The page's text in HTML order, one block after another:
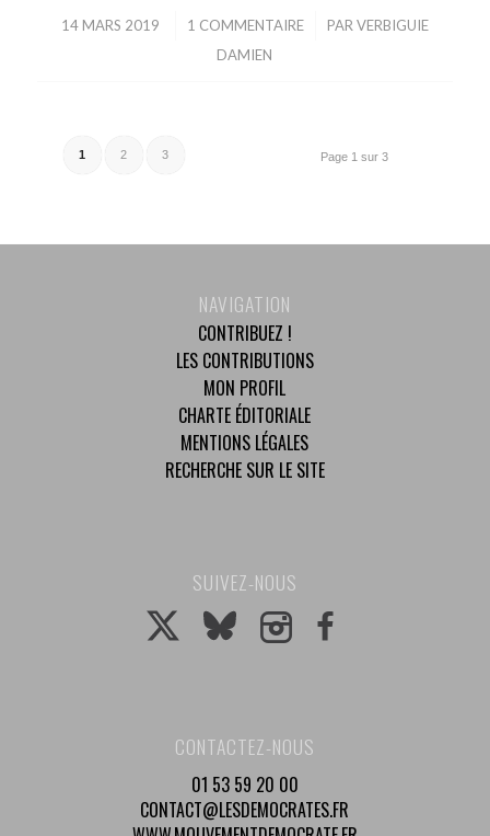
14 MARS 2019
/ 1 COMMENTAIRE
/ PARVERBIGUIE
DAMIEN
Page 1 sur 3
1 2 3
NAVIGATION
CONTRIBUEZ !
LES CONTRIBUTIONS
MON PROFIL
CHARTE ÉDITORIALE
MENTIONS LÉGALES
RECHERCHE SUR LE SITE
SUIVEZ-NOUS
CONTACTEZ-NOUS
01 53 59 20 00
CONTACT@LESDEMOCRATES.FR